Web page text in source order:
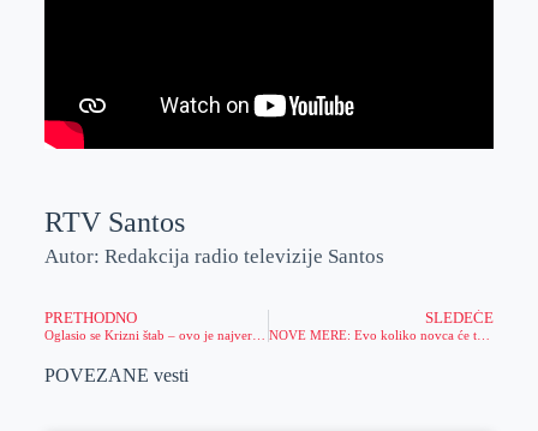
RTV Santos
Autor: Redakcija radio televizije Santos
PRETHODNO
Oglasio se Krizni štab – ovo je najverovatnija opcija za početak škole
SLEDEĆE
POVEZANE vesti